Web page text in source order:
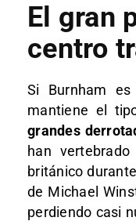
El gran
centro
Si Burnham
mantiene el
grandes
han
británico
de Michael
perdiendo casi